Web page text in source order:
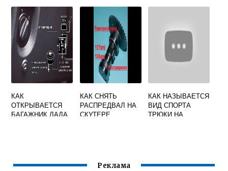
КАЛИНА
КАК
ОТКРЫВАЕТСЯ
БАГАЖНИК ЛАДА
КАК СНЯТЬ
РАСПРЕДВАЛ НА
СКУТЕРЕ
КАК НАЗЫВАЕТСЯ
ВИД СПОРТА
ТРЮКИ НА
Реклама